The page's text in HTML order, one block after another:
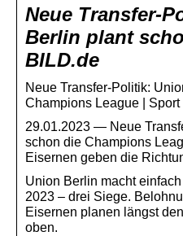
Neue Transfer-
Berlin plant
BILD.de
Neue Transfer-Politik:
Champions League | Sport
29.01.2023 — Neue
schon die Champions
Eisernen geben die
Union Berlin macht
2023 – drei Siege.
Eisernen planen längst
oben.